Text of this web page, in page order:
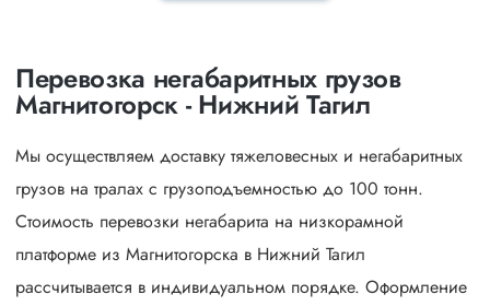
Перевозка негабаритных грузов
Магнитогорск - Нижний Тагил
Мы осуществляем доставку тяжеловесных и негабаритных
грузов на тралах с грузоподъемностью до 100 тонн.
Стоимость перевозки негабарита на низкорамной
платформе из Магнитогорска в Нижний Тагил
рассчитывается в индивидуальном порядке. Оформление